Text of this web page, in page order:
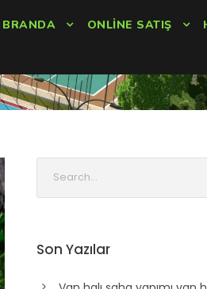
BRANDA ONLINE SATIŞ
Son Yazılar